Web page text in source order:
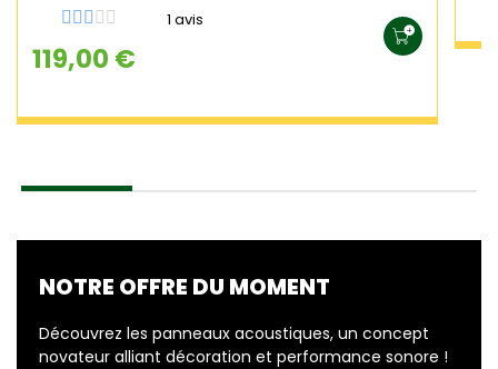
1 avis
119,00 €
NOTRE OFFRE DU MOMENT
Découvrez les panneaux acoustiques, un concept
novateur alliant décoration et performance sonore !